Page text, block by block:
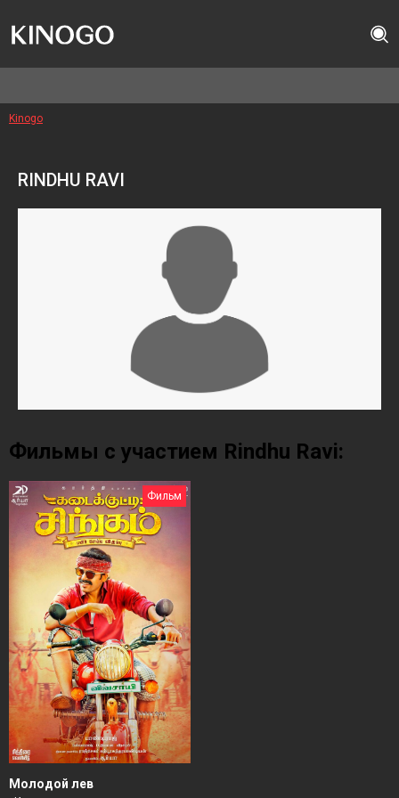
Kinogo
RINDHU RAVI
Фильмы с участием Rindhu Ravi:
Фильм
Молодой лев